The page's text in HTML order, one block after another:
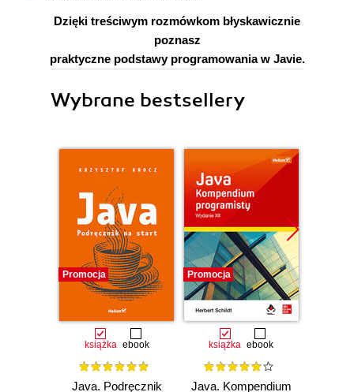
Dzięki treściwym rozmówkom błyskawicznie
poznasz
praktyczne podstawy programowania w Javie.
Wybrane bestsellery
Promocja
książka ebook
Java. Podręcznik
Promocja
książka ebook
Java. Kompendium